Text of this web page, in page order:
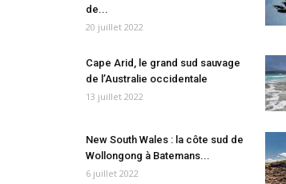
de...
20 juillet 2022
Cape Arid, le grand sud sauvage
de l’Australie occidentale
13 juillet 2022
New South Wales : la côte sud de
Wollongong à Batemans...
6 juillet 2022